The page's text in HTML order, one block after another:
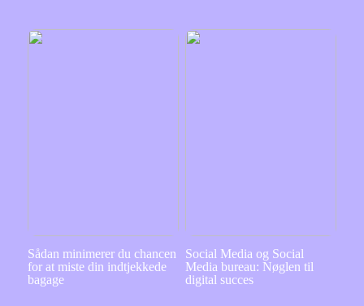
Sådan minimerer du chancen
for at miste din indtjekkede
bagage
Social Media og Social
Media bureau: Nøglen til
digital succes